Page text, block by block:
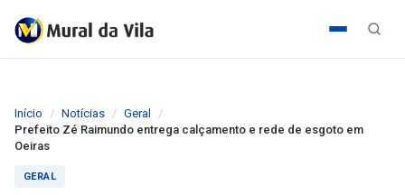
Início Notícias
Geral
Prefeito Zé Raimundo entrega calçamento e rede de esgoto em
Oeiras
GERAL